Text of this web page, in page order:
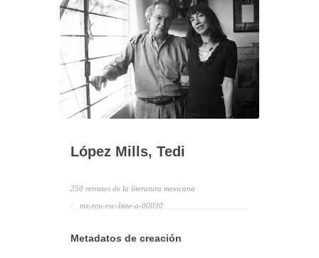
López Mills, Tedi
250 retratos de la literatura mexicana
mx-rcu-esc-lmte-a-00030
Metadatos de creación